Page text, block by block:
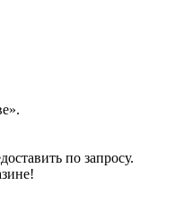
по запросу.